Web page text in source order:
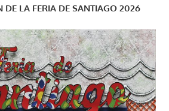
DE LA FERIA DE SANTIAGO 2026